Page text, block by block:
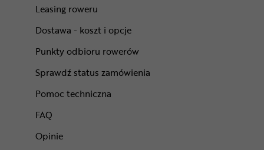
Leasing roweru
Dostawa - koszt i opcje
Punkty odbioru rowerów
Sprawdź status zamówienia
Pomoc techniczna
FAQ
Opinie